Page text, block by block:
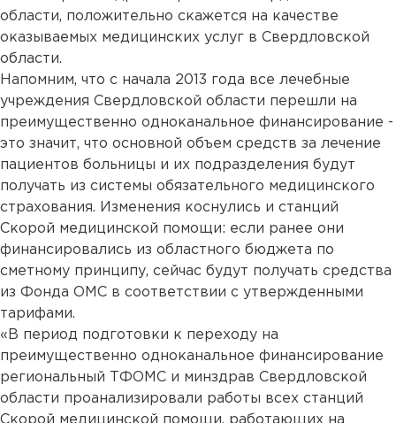
области, положительно скажется на качестве
оказываемых медицинских услуг в Свердловской
области.
Напомним, что с начала 2013 года все лечебные
учреждения Свердловской области перешли на
преимущественно одноканальное финансирование -
это значит, что основной объем средств за лечение
пациентов больницы и их подразделения будут
получать из системы обязательного медицинского
страхования. Изменения коснулись и станций
Скорой медицинской помощи: если ранее они
финансировались из областного бюджета по
сметному принципу, сейчас будут получать средства
из Фонда ОМС в соответствии с утвержденными
тарифами.
«В период подготовки к переходу на
преимущественно одноканальное финансирование
региональный ТФОМС и минздрав Свердловской
области проанализировали работы всех станций
Скорой медицинской помощи, работающих на